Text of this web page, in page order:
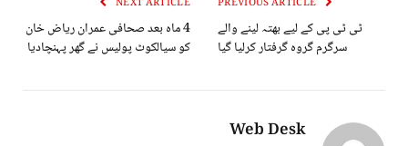
ٹی ٹی پی کے لیے بھتہ لینے والے
سرگرم گروہ گرفتار کرلیا گیا
NEXT ARTICLE
4 ماہ بعد صحافی عمران ریاض خان
کو سیالکوٹ پولیس نے گھر پہنچادیا
Web Desk